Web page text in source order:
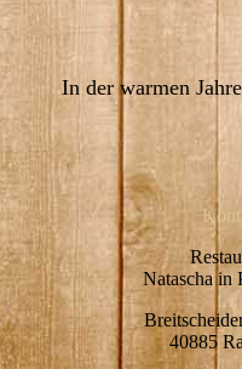
In der warmen
Natascha in
40885